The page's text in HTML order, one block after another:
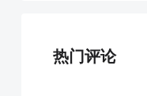
热门评论